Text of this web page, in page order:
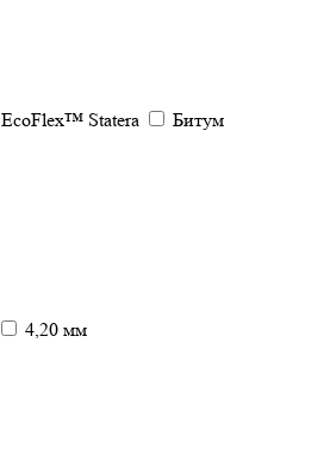
EcoFlex™ Statera Битум
4,20 мм